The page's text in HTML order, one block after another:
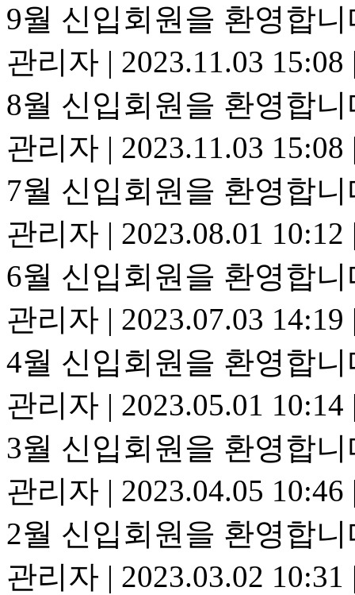
9월 신입회원을 환영합니
관리자 | 2023.11.03 15:08
8월 신입회원을 환영합니
관리자 | 2023.11.03 15:08
7월 신입회원을 환영합니
관리자 | 2023.08.01 10:12
6월 신입회원을 환영합니
관리자 | 2023.07.03 14:19
4월 신입회원을 환영합니
관리자 | 2023.05.01 10:14
3월 신입회원을 환영합니
관리자 | 2023.04.05 10:46
2월 신입회원을 환영합니
관리자 | 2023.03.02 10:31